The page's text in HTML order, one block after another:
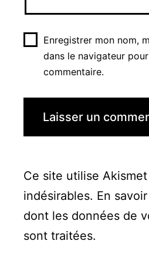
Enregistrer mon nom,
dans le navigateur
commentaire.
Ce site utilise
indésirables. En
dont les données de
sont traitées.